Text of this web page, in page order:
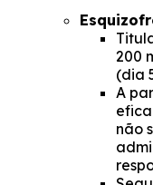
200
(dia
A
não